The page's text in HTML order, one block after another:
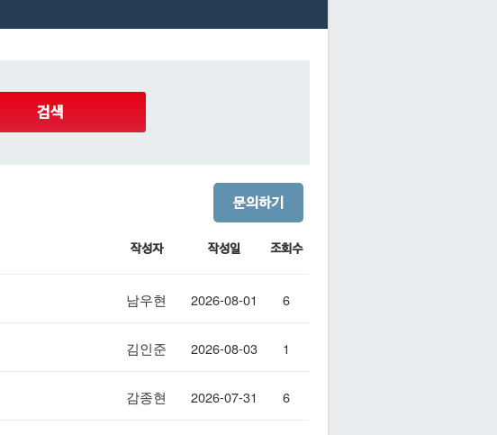
문의하기
작성자 작성일 조회수
남우현 2026-08-01 6
김인준 2026-08-03 1
감종현 2026-07-31 6